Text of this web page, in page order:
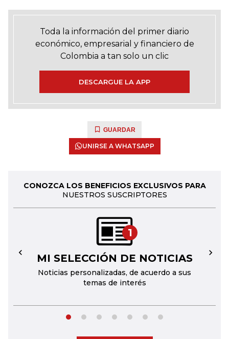
Toda la información del primer diario
económico, empresarial y financiero de
Colombia a tan solo un clic
DESCARGUE LA APP
GUARDAR
UNIRSE A WHATSAPP
CONOZCA LOS BENEFICIOS EXCLUSIVOS PARA
NUESTROS SUSCRIPTORES
1
MI SELECCIÓN DE NOTICIAS
Noticias personalizadas, de acuerdo a sus
temas de interés
← →